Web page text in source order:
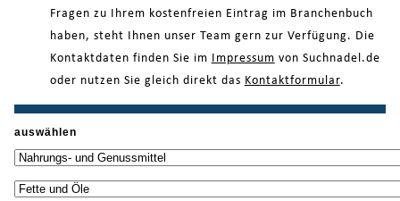
Fragen zu Ihrem kostenfreien Eintrag im Branchenbuch
haben, steht Ihnen unser Team gern zur Verfügung. Die
Kontaktdaten finden Sie im
Impressum von Suchnadel.de
oder nutzen Sie gleich direkt das Kontaktformular.
auswählen